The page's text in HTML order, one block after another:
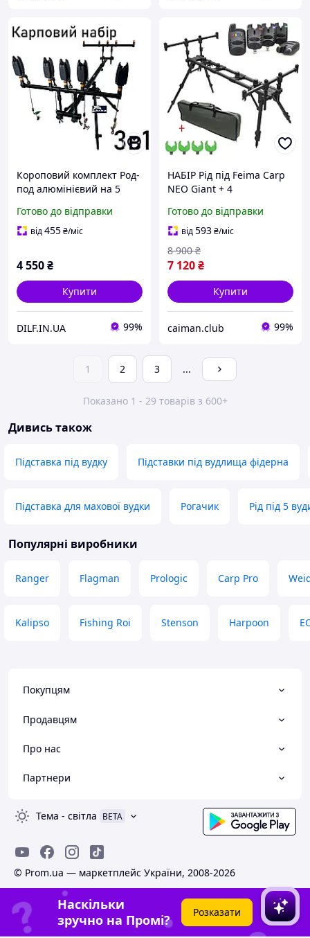
Короповий комплект Род-
под алюмінієвий на 5
+ свінгери на штанзі з
підклюенням
Готово до відправки
від455₴/міс
4 550₴
Купити
DILF.IN.UA 99%
НАБІР Рід під Feima Carp
NEO Giant + 4
пейджером SAMS FISH
трансформер на 4
вудлища
Готово до відправки
від593₴/міс
7 120₴
8 900 ₴
Купити
caiman.club 99%
1 2 3 ...
Показано 1 - 29 товарів з 600+
Дивись також
Підставка під вудку Підставки під вудлища фідерна
Підставка для махової вудки Рогачик Рід під 5
Популярні виробники
Ranger Flagman Prologic Carp Pro
Kalipso Fishing Roi Stenson Harpoon
Покупцям
Продавцям
Про нас
Партнери
Тема - світла BETA
© Prom.ua — маркетплейс України, 2008-2026
Наскільки
зручно на Промі?
Розказати